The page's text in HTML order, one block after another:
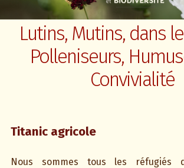
contenu
Lutins, Mutins, dans
Polleniseurs,
Convivialité
Titanic agricole
Nous sommes tous les réfugiés